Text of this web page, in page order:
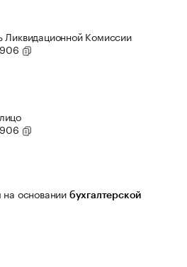
Ликвидационной Комиссии
основании бухгалтерской